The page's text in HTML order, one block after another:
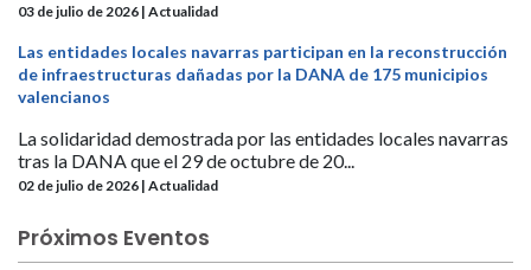
03 de julio de 2026 | Actualidad
Las entidades locales navarras participan en la reconstrucción
de infraestructuras dañadas por la DANA de 175 municipios
valencianos
La solidaridad demostrada por las entidades locales navarras
tras la DANA que el 29 de octubre de 20...
02 de julio de 2026 | Actualidad
Próximos Eventos